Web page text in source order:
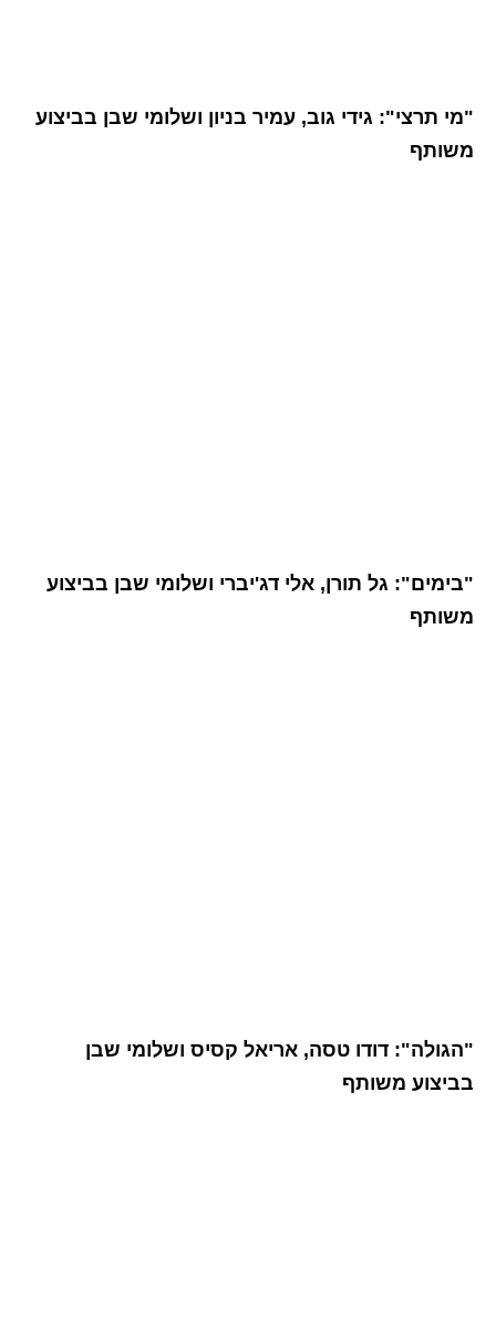
"מי תרצי": גידי גוב, עמיר בניון ושלומי שבן בביצוע
משותף
"בימים": גל תורן, אלי דג'יברי ושלומי שבן בביצוע
משותף
"הגולה": דודו טסה, אריאל קסיס ושלומי שבן
בביצוע משותף